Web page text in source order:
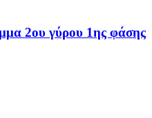
2ου γύρου 1ης φάσης